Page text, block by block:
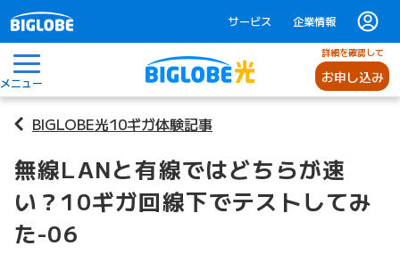
サービス 企業情報
メニュー
詳細を確認して
お申し込み
BIGLOBE光10ギガ体験記事
無線LANと有線ではどちらが速
い？10ギガ回線下でテストしてみ
た-06